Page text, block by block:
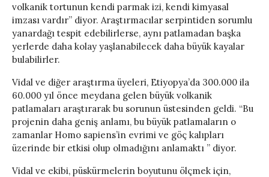
volkanik tortunun kendi parmak izi, kendi kimyasal
imzası vardır” diyor. Araştırmacılar serpintiden sorumlu
yanardağı tespit edebilirlerse, aynı patlamadan başka
yerlerde daha kolay yaşlanabilecek daha büyük kayalar
bulabilirler.
Vidal ve diğer araştırma üyeleri, Etiyopya’da 300.000 ila
60.000 yıl önce meydana gelen büyük volkanik
patlamaları araştırarak bu sorunun üstesinden geldi. “Bu
projenin daha geniş anlamı, bu büyük patlamaların o
zamanlar Homo sapiens’in evrimi ve göç kalıpları
üzerinde bir etkisi olup olmadığını anlamaktı ” diyor.
Vidal ve ekibi, püskürmelerin boyutunu ölçmek için,